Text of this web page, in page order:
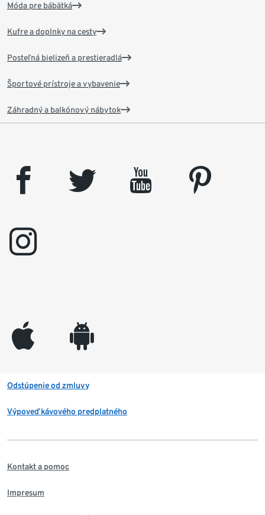
Móda pre bábätká
Kufre a doplnky na cesty
Posteľná bielizeň a prestieradlá
Športové prístroje a vybavenie
Záhradný a balkónový nábytok
facebook twitter youtube
pinterest
instagram
appleinc android
Odstúpenie od zmluvy
Výpoveď kávového predplatného
Kontakt a pomoc
Impresum